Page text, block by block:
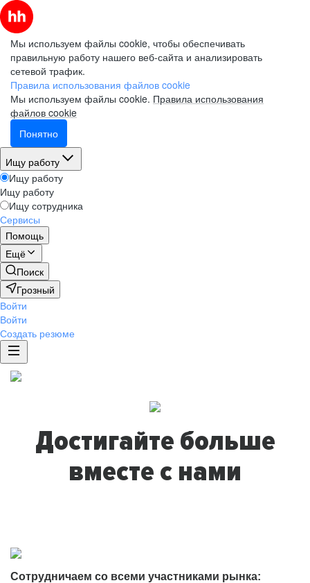
Мы используем файлы cookie, чтобы обеспечивать
правильную работу нашего веб-сайта и анализировать
сетевой трафик.
Правила использования файлов cookie
Мы используем файлы cookie. Правила использования
файлов cookie
Понятно
Ищу работу
Ищу работу
Ищу работу
Ищу сотрудника
Сервисы
Помощь
Ещё
Поиск
Грозный
Войти
Войти
Создать резюме
Достигайте больше
вместе с нами
Сотрудничаем со всеми участниками рынка: